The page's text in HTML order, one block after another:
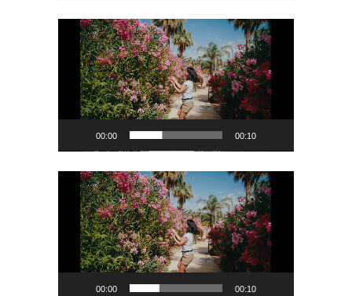
Lecteur
vidéo
00:00 00:10
Lecteur
vidéo
00:00 00:10